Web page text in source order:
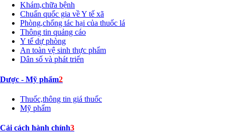
Khám,chữa bệnh
Chuẩn quốc gia về Y tế xã
Phòng,chống tác hại của thuốc lá
Thông tin quảng cáo
Y tế dự phòng
An toàn vệ sinh thực phẩm
Dân số và phát triển
Dược - Mỹ phẩm2
Thuốc,thông tin giá thuốc
Mỹ phẩm
Cải cách hành chính3